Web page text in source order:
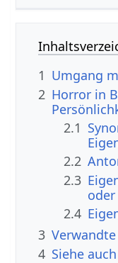
1 Umgang
2 Horror in
2.1
2.2
2.3
2.4
3
4 Siehe auch